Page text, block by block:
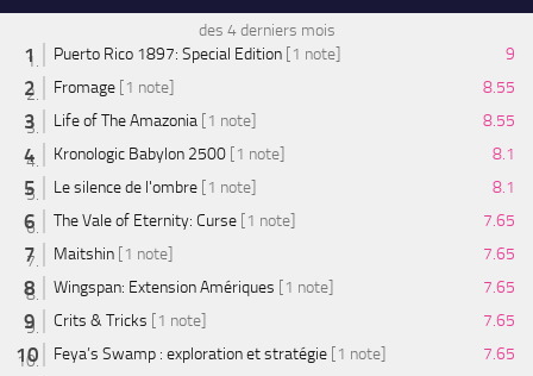
des 4 derniers mois
Puerto Rico 1897: Special Edition [1 note]
9
Fromage [1 note]
8.55
Life of The Amazonia [1 note]
8.55
Kronologic Babylon 2500 [1 note]
8.1
Le silence de l'ombre [1 note]
8.1
The Vale of Eternity: Curse [1 note]
7.65
Maitshin [1 note]
7.65
Wingspan: Extension Amériques [1 note]
7.65
Crits & Tricks [1 note]
7.65
Feya’s Swamp : exploration et stratégie [1 note]
7.65